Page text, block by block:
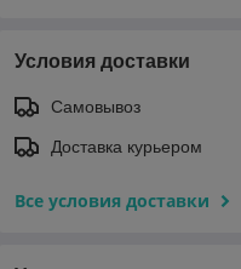
Условия доставки
Самовывоз
Доставка курьером
Все условия доставки